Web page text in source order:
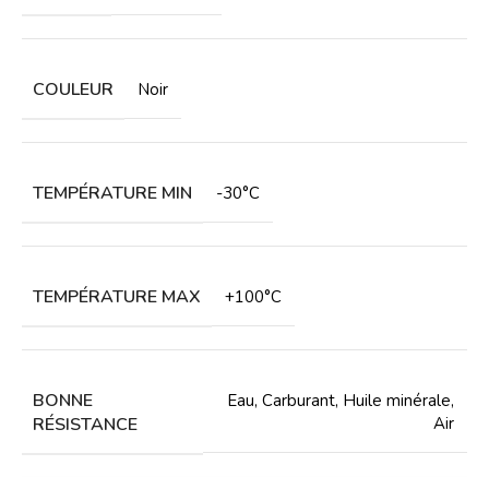
COULEUR Noir
TEMPÉRATURE MIN -30°C
TEMPÉRATURE MAX +100°C
BONNE
RÉSISTANCE
Eau, Carburant, Huile minérale,
Air